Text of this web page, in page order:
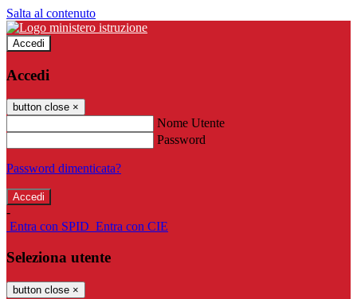
Salta al contenuto
Accedi
Accedi
button close ×
Nome Utente
Password
Password dimenticata?
-
Entra con SPID Entra con CIE
Seleziona utente
button close ×